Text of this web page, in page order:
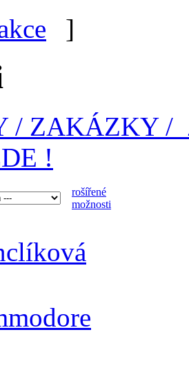
]
/ ZAKÁZKY /
!
rošířené
možnosti